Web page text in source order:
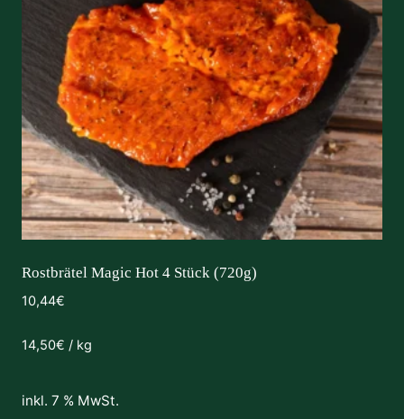
Rostbrätel Magic Hot 4 Stück (720g)
10,44€
14,50€ / kg
inkl. 7 % MwSt.